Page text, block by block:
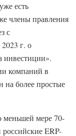
есть
члены правления
с
г. о
инвестиции».
компаний в
более простые
меньшей мере 70-
ERP-